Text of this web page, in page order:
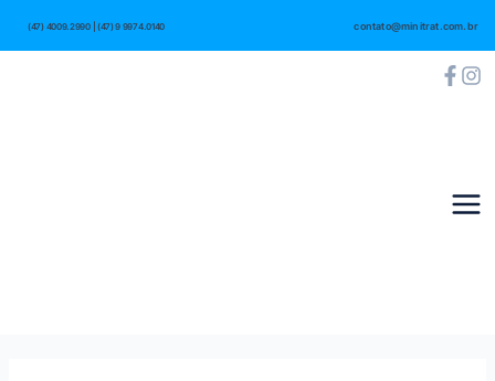
(47) 4009.2990 | (47) 9 9974.0140 contato@minitrat.com.br